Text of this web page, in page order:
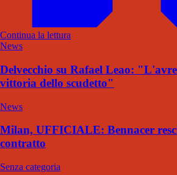
Continua la lettura
News
Delvecchio su Rafael Leao:
vittoria dello scudetto"
News
Milan, UFFICIALE: Bennacer
contratto
Senza categoria